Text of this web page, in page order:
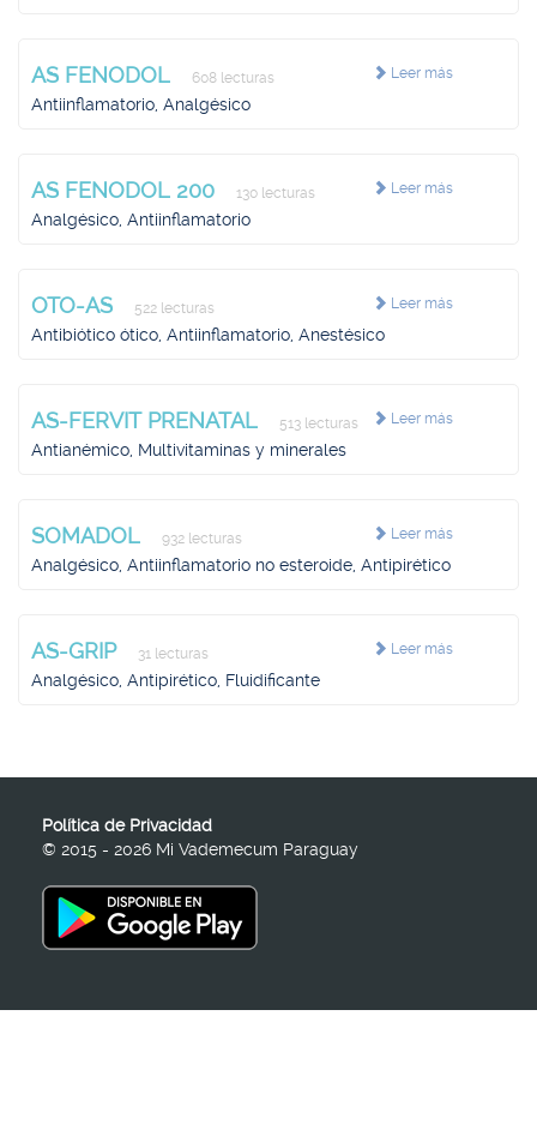
Leer más
AS FENODOL 608 lecturas
Antiinflamatorio, Analgésico
Leer más
AS FENODOL 200 130 lecturas
Analgésico, Antiinflamatorio
Leer más
OTO-AS 522 lecturas
Antibiótico ótico, Antiinflamatorio, Anestésico
Leer más
AS-FERVIT PRENATAL 513 lecturas
Antianémico, Multivitaminas y minerales
Leer más
SOMADOL 932 lecturas
Analgésico, Antiinflamatorio no esteroide, Antipirético
Leer más
AS-GRIP 31 lecturas
Analgésico, Antipirético, Fluidificante
Política de Privacidad
© 2015 - 2026 Mi Vademecum Paraguay